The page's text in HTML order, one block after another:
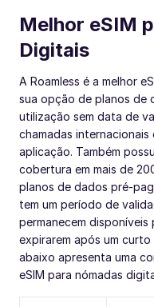
Melhor eSIM
Digitais
A Roamless é a melhor
sua opção de planos de
utilização sem data de
chamadas
aplicação. Também
cobertura em mais de
planos de dados pré-
tem um período de
permanecem
expirarem após um
abaixo apresenta uma
eSIM para nómadas